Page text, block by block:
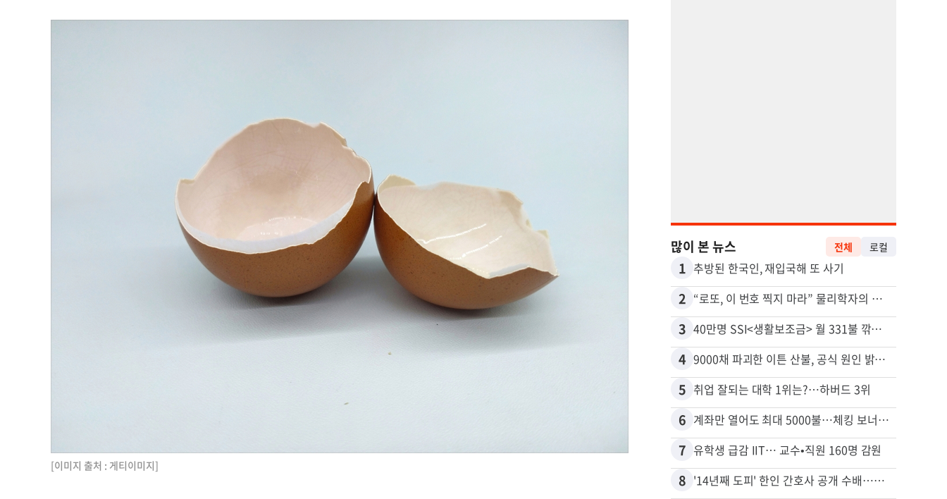
[이미지 출처 : 게티이미지]
많이 본 뉴스 전체 로컬
1 추방된 한국인, 재입국해 또 사기
2 “로또, 이 번호 찍지 마라” 물리학자의 당첨금 높이는 비밀
3 40만명 SSI<생활보조금> 월 331불 깎이나
4 9000채 파괴한 이튼 산불, 공식 원인 밝혀졌다
5 취업 잘되는 대학 1위는?…하버드 3위
6 계좌만 열어도 최대 5000불…체킹 보너스 무한 경쟁
7 유학생 급감 IIT… 교수•직원 160명 감원
8 '14년째 도피' 한인 간호사 공개 수배…메디케어 사기 유죄